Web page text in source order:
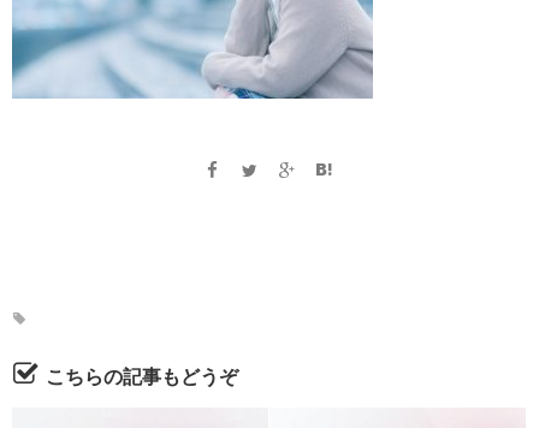
お問い合わせ
こちらの記事もどうぞ